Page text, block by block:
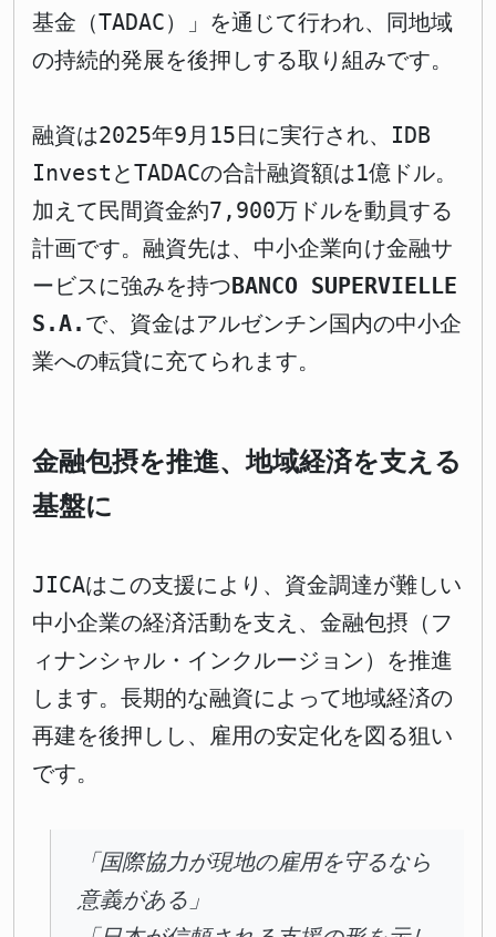
基金（TADAC）」を通じて行われ、同地域
の持続的発展を後押しする取り組みです。
融資は2025年9月15日に実行され、IDB
InvestとTADACの合計融資額は1億ドル。
加えて民間資金約7,900万ドルを動員する
計画です。融資先は、中小企業向け金融サ
ービスに強みを持つBANCO SUPERVIELLE
S.A. で、資金はアルゼンチン国内の中小企
業への転貸に充てられます。
金融包摂を推進、地域経済を支える
基盤に
JICAはこの支援により、資金調達が難しい
中小企業の経済活動を支え、金融包摂（フ
ィナンシャル・インクルージョン）を推進
します。長期的な融資によって地域経済の
再建を後押しし、雇用の安定化を図る狙い
です。
「国際協力が現地の雇用を守るなら
意義がある」